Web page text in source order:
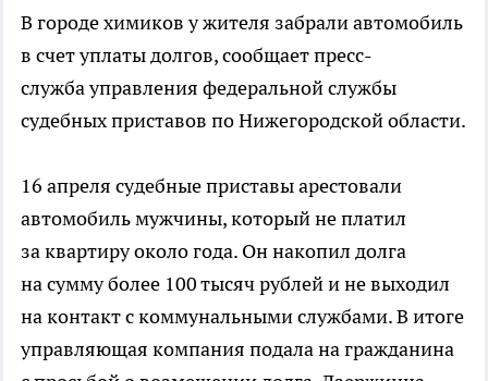
В городе химиков у жителя забрали автомобиль
в счет уплаты долгов, сообщает пресс-
служба управления федеральной службы
судебных приставов по Нижегородской области.
16 апреля судебные приставы арестовали
автомобиль мужчины, который не платил
за квартиру около года. Он накопил долга
на сумму более 100 тысяч рублей и не выходил
на контакт с коммунальными службами. В итоге
управляющая компания подала на гражданина